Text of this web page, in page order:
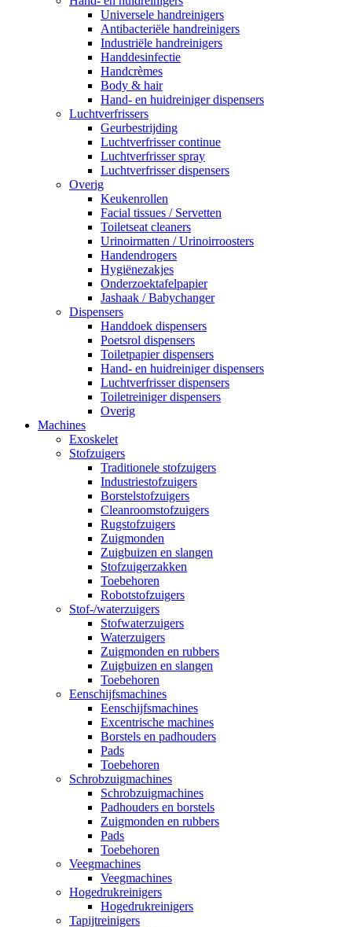
Universele handreinigers
Antibacteriële handreinigers
Industriële handreinigers
Handdesinfectie
Handcrèmes
Body & hair
Hand- en huidreiniger dispensers
Luchtverfrissers
Geurbestrijding
Luchtverfrisser continue
Luchtverfrisser spray
Luchtverfrisser dispensers
Overig
Keukenrollen
Facial tissues / Servetten
Toiletseat cleaners
Urinoirmatten / Urinoirroosters
Handendrogers
Hygiënezakjes
Onderzoektafelpapier
Jashaak / Babychanger
Dispensers
Handdoek dispensers
Poetsrol dispensers
Toiletpapier dispensers
Hand- en huidreiniger dispensers
Luchtverfrisser dispensers
Toiletreiniger dispensers
Overig
Machines
Exoskelet
Stofzuigers
Traditionele stofzuigers
Industriestofzuigers
Borstelstofzuigers
Cleanroomstofzuigers
Rugstofzuigers
Zuigmonden
Zuigbuizen en slangen
Stofzuigerzakken
Toebehoren
Robotstofzuigers
Stof-/waterzuigers
Stofwaterzuigers
Waterzuigers
Zuigmonden en rubbers
Zuigbuizen en slangen
Toebehoren
Eenschijfsmachines
Eenschijfsmachines
Excentrische machines
Borstels en padhouders
Pads
Toebehoren
Schrobzuigmachines
Schrobzuigmachines
Padhouders en borstels
Zuigmonden en rubbers
Pads
Toebehoren
Veegmachines
Veegmachines
Hogedrukreinigers
Hogedrukreinigers
Tapijtreinigers